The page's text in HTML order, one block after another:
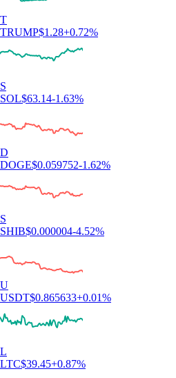
T
TRUMP$1.28+0.72%
S
SOL$63.14-1.63%
D
DOGE$0.059752-1.62%
S
SHIB$0.000004-4.52%
U
USDT$0.865633+0.01%
L
LTC$39.45+0.87%